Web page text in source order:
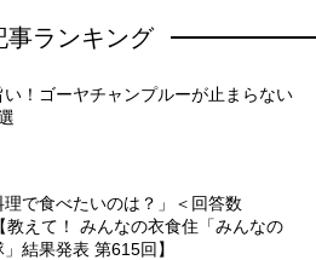
事ランキング
い！ゴーヤチャンプルーが止まらない
理で食べたいのは？」＜回答数
教えて！ みんなの衣食住「みんなの
結果発表 第615回】